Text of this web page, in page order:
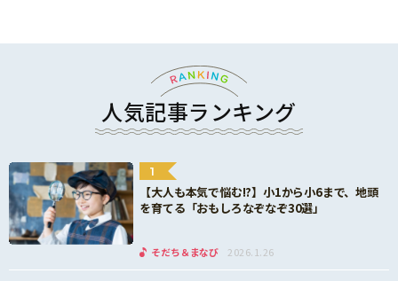
人気記事ランキング
1
【大人も本気で悩む!?】小1から小6まで、地頭
を育てる「おもしろなぞなぞ30選」
そだち＆まなび 2026.1.26